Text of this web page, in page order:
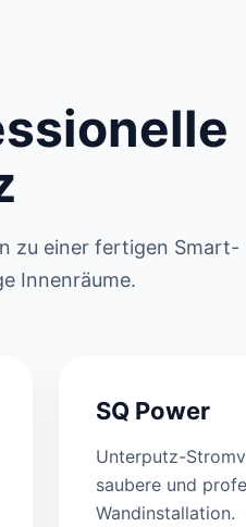
zu einer fertigen Smart-
Innenräume.
SQ Power
Unterputz-
saubere und
Wandinstallation.